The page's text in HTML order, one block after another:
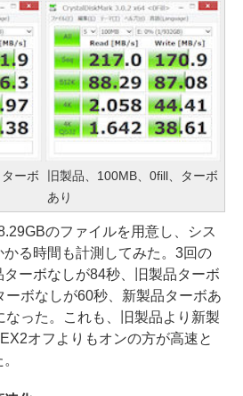
ーボ
旧製品、100MB、0fill、ターボ
あり
のファイルを用意し、シス
る時間も計測してみた。3回の
ーボなしが84秒、旧製品ターボ
ーボなしが60秒、新製品ターボあ
なった。これも、旧製品より新製
オフよりもオンの方が高速と